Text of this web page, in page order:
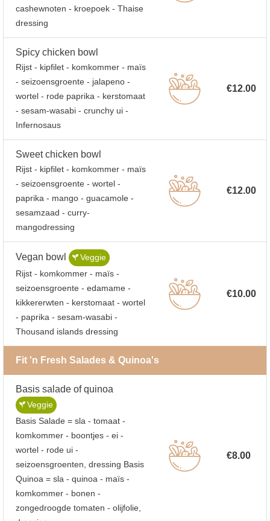
cashewnoten - kroepoek - Thaise
dressing
Spicy chicken bowl
Rijst - kipfilet - komkommer - maïs
- seizoensgroente - jalapeno -
wortel - rode paprika - kerstomaat
- sesam-wasabi - crunchy ui -
Infernosaus
€12.00
Sweet chicken bowl
Rijst - kipfilet - komkommer - maïs
- seizoensgroente - wortel -
paprika - mango - guacamole -
sesamzaad - curry-
mangodressing
€12.00
Vegan bowl Veggie
Rijst - komkommer - maïs -
seizoensgroente - edamame -
kikkererwten - kerstomaat - wortel
- paprika - sesam-wasabi -
Thousand islands dressing
€10.00
Fit 'n Fresh Salades & Quinoa's
Basis salade of quinoa
Veggie
Basis Salade = sla - tomaat -
komkommer - boontjes - ei -
wortel - rode ui -
seizoensgroenten, dressing Basis
Quinoa = sla - quinoa - maïs -
komkommer - bonen -
zongedroogde tomaten - olijfolie,
€8.00